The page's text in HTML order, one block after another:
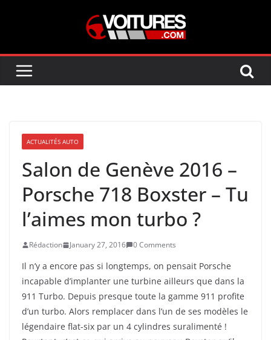
ACTUALITÉS AUTO
Salon de Genève 2016 –
Porsche 718 Boxster – Tu
l’aimes mon turbo ?
Rédaction January 27, 2016 0 Comments
Il n’y a encore pas si longtemps, on pensait Porsche
incapable d’implanter une turbine ailleurs que dans la
911 Turbo. Depuis presque toute la gamme 911 profite
d’un turbo. Alors remplacer dans l’un de ses modèles le
légendaire flat-six par un 4 cylindres suralimenté !